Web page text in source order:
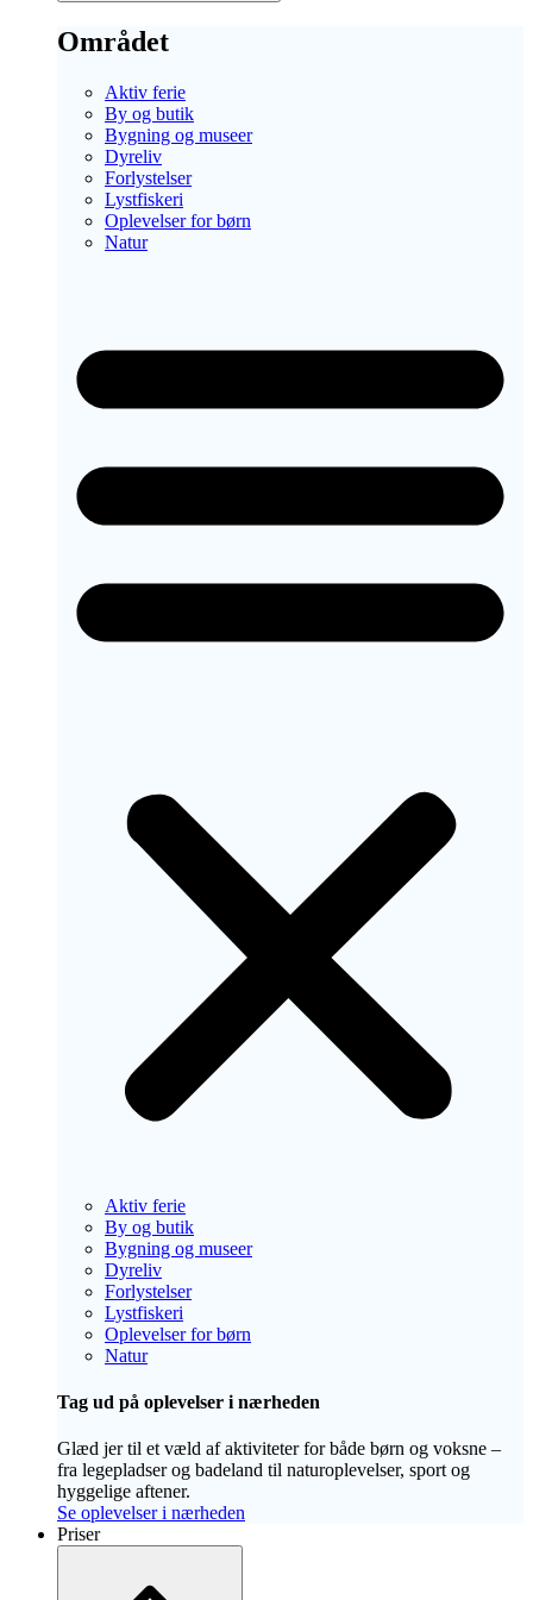
Området
Aktiv ferie
By og butik
Bygning og museer
Dyreliv
Forlystelser
Lystfiskeri
Oplevelser for børn
Natur
Aktiv ferie
By og butik
Bygning og museer
Dyreliv
Forlystelser
Lystfiskeri
Oplevelser for børn
Natur
Tag ud på oplevelser i nærheden
Glæd jer til et væld af aktiviteter for både børn og voksne –
fra legepladser og badeland til naturoplevelser, sport og
hyggelige aftener.
Se oplevelser i nærheden
Priser